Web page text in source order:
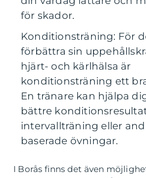
för skador.
Konditionsträning: För
förbättra sin
hjärt- och kärlhälsa är
konditionsträning ett
En tränare kan hjälpa
bättre
intervallträning eller
baserade övningar.
I Borås finns det även